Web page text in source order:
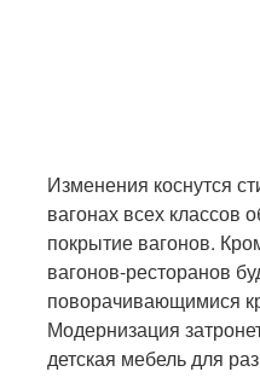
Изменения коснутся
вагонах всех классов
покрытие вагонов.
вагонов-ресторанов
поворачивающимися
Модернизация
детская мебель для